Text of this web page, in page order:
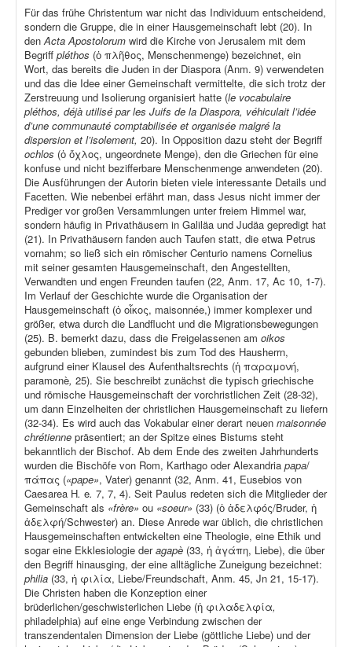
Für das frühe Christentum war nicht das Individuum entscheidend,
sondern die Gruppe, die in einer Hausgemeinschaft lebt (20). In
denActa Apostolorum wird die Kirche von Jerusalem mit dem
Begriff pléthos (ὁ πλῆθος, Menschenmenge) bezeichnet, ein
Wort, das bereits die Juden in der Diaspora (Anm. 9) verwendeten
und das die Idee einer Gemeinschaft vermittelte, die sich trotz der
Zerstreuung und Isolierung organisiert hatte (le vocabulaire
pléthos, déjà utilisé par les Juifs de la Diaspora, véhiculait l’idée
d’une communauté comptabilisée et organisée malgré la
dispersion et l’isolement, 20). In Opposition dazu steht der Begriff
ochlos (ὁ ὄχλος, ungeordnete Menge), den die Griechen für eine
konfuse und nicht bezifferbare Menschenmenge anwendeten (20).
Die Ausführungen der Autorin bieten viele interessante Details und
Facetten. Wie nebenbei erfährt man, dass Jesus nicht immer der
Prediger vor großen Versammlungen unter freiem Himmel war,
sondern häufig in Privathäusern in Galiläa und Judäa gepredigt hat
(21). In Privathäusern fanden auch Taufen statt, die etwa Petrus
vornahm; so ließ sich ein römischer Centurio namens Cornelius
mit seiner gesamten Hausgemeinschaft, den Angestellten,
Verwandten und engen Freunden taufen (22, Anm. 17, Ac 10, 1-7).
Im Verlauf der Geschichte wurde die Organisation der
Hausgemeinschaft (ὁ οἶκος, maisonnée,) immer komplexer und
größer, etwa durch die Landflucht und die Migrationsbewegungen
(25). B. bemerkt dazu, dass die Freigelassenen am oikos
gebunden blieben, zumindest bis zum Tod des Hausherrn,
aufgrund einer Klausel des Aufenthaltsrechts (ἡ παραμονή,
paramonè, 25). Sie beschreibt zunächst die typisch griechische
und römische Hausgemeinschaft der vorchristlichen Zeit (28-32),
um dann Einzelheiten der christlichen Hausgemeinschaft zu liefern
(32-34). Es wird auch das Vokabular einer derart neuen maisonnée
chrétienne präsentiert; an der Spitze eines Bistums steht
bekanntlich der Bischof. Ab dem Ende des zweiten Jahrhunderts
wurden die Bischöfe von Rom, Karthago oder Alexandria papa/
πάπας («pape», Vater) genannt (32, Anm. 41, Eusebios von
Caesarea H. e. 7, 7, 4). Seit Paulus redeten sich die Mitglieder der
Gemeinschaft als «frère» ou «soeur» (33) (ὁ ἀδελφός/Bruder, ἡ
ἀδελφή/Schwester) an. Diese Anrede war üblich, die christlichen
Hausgemeinschaften entwickelten eine Theologie, eine Ethik und
sogar eine Ekklesiologie deragapè (33, ἡ ἀγάπη, Liebe), die über
den Begriff hinausging, der eine alltägliche Zuneigung bezeichnet:
philia (33, ἡ φιλία, Liebe/Freundschaft, Anm. 45, Jn 21, 15-17).
Die Christen haben die Konzeption einer
brüderlichen/geschwisterlichen Liebe (ἡ φιλαδελφία,
philadelphia) auf eine enge Verbindung zwischen der
transzendentalen Dimension der Liebe (göttliche Liebe) und der